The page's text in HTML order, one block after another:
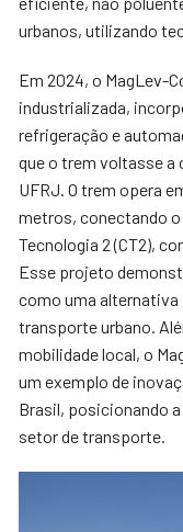
urbanos, utilizando
Em 2024, o MagLev-
industrializada,
refrigeração e
que o trem voltasse a
UFRJ. O trem opera
metros, conectando o
Tecnologia 2 (CT2),
Esse projeto
como uma
transporte urbano.
mobilidade local, o
um exemplo de
Brasil, posicionando
setor de transporte.